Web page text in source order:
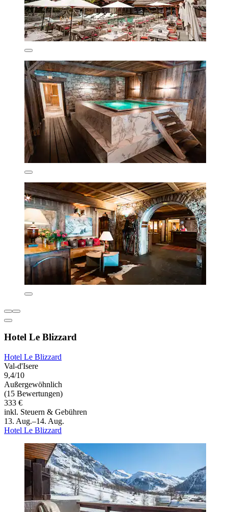
Hotel Le Blizzard
Hotel Le Blizzard
Val-d'Isere
9,4/10
Außergewöhnlich
(15 Bewertungen)
333 €
inkl. Steuern & Gebühren
13. Aug.–14. Aug.
Hotel Le Blizzard